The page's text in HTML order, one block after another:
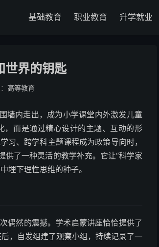
基础教育 职业教育 升学就业
世界的钥匙
高等教育
墙内走出，成为小学课堂内外激发儿童
，而是通过精心设计的主题、互动的形
习、跨学科主题课程成为政策导向时，
供了一种灵活的教学补充。它让“科学家
埋下理性思维的种子。
偶然的震撼。学术启蒙讲座恰恰提供了
，自发组建了观察小组，持续记录了一